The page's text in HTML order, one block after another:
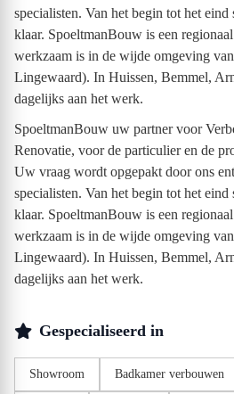
specialisten. Van het begin tot het
klaar. SpoeltmanBouw is een
werkzaam is in de wijde omgeving
Lingewaard). In Huissen, Bemmel,
dagelijks aan het werk.
SpoeltmanBouw uw partner voor
Renovatie, voor de particulier en de
Uw vraag wordt opgepakt door ons
specialisten. Van het begin tot het
klaar. SpoeltmanBouw is een
werkzaam is in de wijde omgeving
Lingewaard). In Huissen, Bemmel,
dagelijks aan het werk.
Gespecialiseerd in
Showroom Badkamer verbouwen